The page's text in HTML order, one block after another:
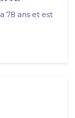
78 ans et est